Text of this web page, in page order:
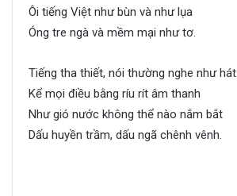
Ôi tiếng Việt như bùn và như lụa
Óng tre ngà và mềm mại như tơ.
Tiếng tha thiết, nói thường nghe như hát
Kể mọi điều bằng ríu rít âm thanh
Như gió nước không thể nào nắm bắt
Dấu huyền trầm, dấu ngã chênh vênh.